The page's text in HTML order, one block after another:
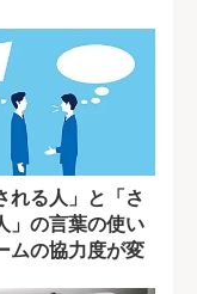
れる人」と「さ
」の言葉の使い
の協力度が変